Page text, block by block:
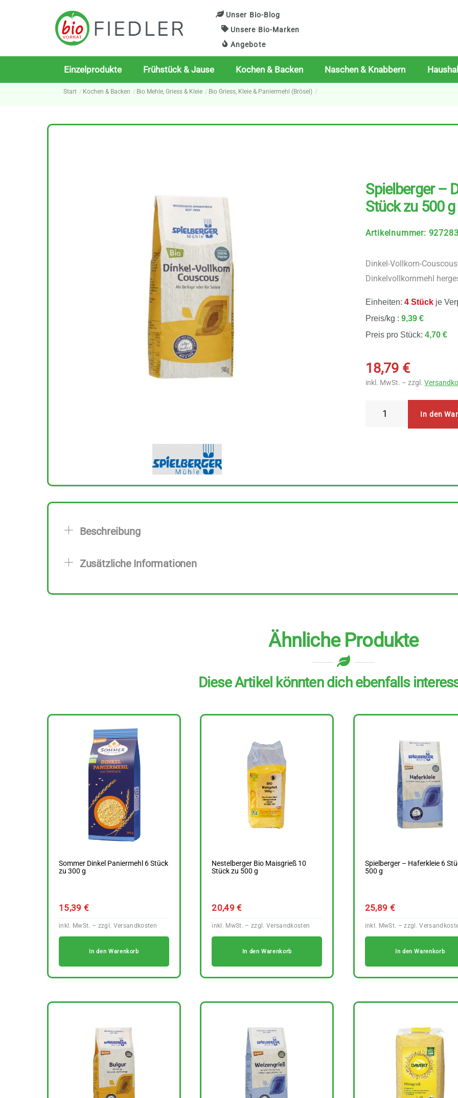
Unser Bio-Blog
Unsere Bio-Marken
Angebote
Einzelprodukte Frühstück & Jause Kochen & Backen Naschen & Knabbern
Start Kochen & Backen Bio Mehle, Griess & Kleie Bio Griess, Kleie & Paniermehl (Brösel)
Spielberger –
Stück zu 500 g
Artikelnummer:
Dinkel-Vollkorn-
Dinkelvollkornmehl
Einheiten:4 Stück je
Preis/kg :9,39 €
Preis pro Stück:4,70 €
18,79 €
inkl. MwSt. – zzgl.
In den
Beschreibung
Zusätzliche Informationen
Ähnliche Produkte
Diese Artikel könnten dich ebenfalls
Sommer Dinkel Paniermehl 6 Stück
zu 300 g
15,39€
In den Warenkorb
Nestelberger Bio Maisgrieß 10
Stück zu 500 g
20,49€
In den Warenkorb
Spielberger – Haferkleie 6
500 g
25,89 €
In den Warenkorb